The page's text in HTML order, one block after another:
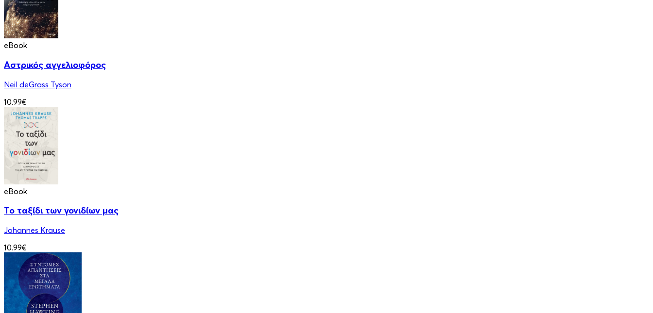
eBook
Αστρικός αγγελιοφόρος
Neil deGrass Tyson
10.99€
eBook
Το ταξίδι των γονιδίων μας
Johannes Krause
10.99€